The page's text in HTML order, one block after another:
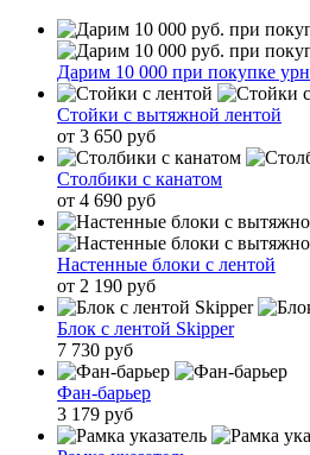
Дарим 10 000 при покупке урн
Стойки с вытяжной лентой
от 3 650 руб
Столбики с канатом
от 4 690 руб
Настенные блоки с лентой
от 2 190 руб
Блок с лентой Skipper
7 730 руб
Фан-барьер
3 179 руб